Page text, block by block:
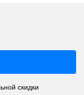
скидки